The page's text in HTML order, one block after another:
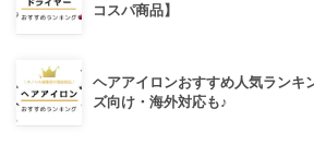
コスパ商品】
ヘアアイロンおすすめ人気ランキ
ズ向け・海外対応も♪